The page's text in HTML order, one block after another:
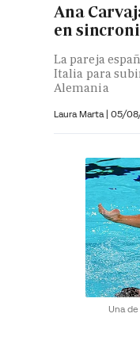
Ana
en
La pareja
Italia para
Alemania
Laura Marta | 05/
Una